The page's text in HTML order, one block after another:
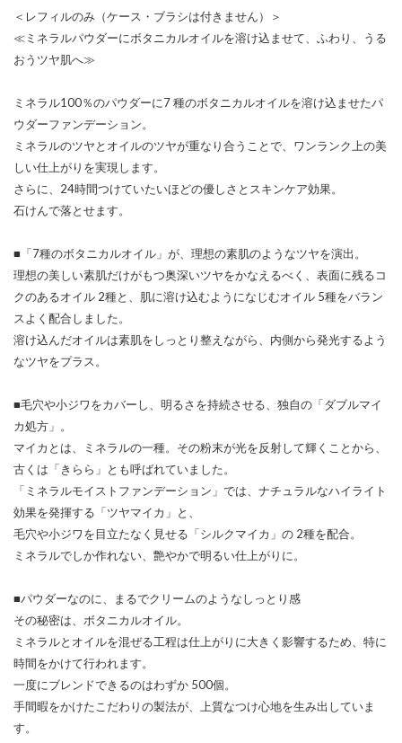
＜レフィルのみ（ケース・ブラシは付きません）＞
≪ミネラルパウダーにボタニカルオイルを溶け込ませて、ふわり、うる
おうツヤ肌へ≫
ミネラル100％のパウダーに7 種のボタニカルオイルを溶け込ませたパ
ウダーファンデーション。
ミネラルのツヤとオイルのツヤが重なり合うことで、ワンランク上の美
しい仕上がりを実現します。
さらに、24時間つけていたいほどの優しさとスキンケア効果。
石けんで落とせます。
■「7種のボタニカルオイル」が、理想の素肌のようなツヤを演出。
理想の美しい素肌だけがもつ奥深いツヤをかなえるべく、表面に残るコ
クのあるオイル 2種と、肌に溶け込むようになじむオイル 5種をバラン
スよく配合しました。
溶け込んだオイルは素肌をしっとり整えながら、内側から発光するよう
なツヤをプラス。
■毛穴や小ジワをカバーし、明るさを持続させる、独自の「ダブルマイ
カ処方」。
マイカとは、ミネラルの一種。その粉末が光を反射して輝くことから、
古くは「きらら」とも呼ばれていました。
「ミネラルモイストファンデーション」では、ナチュラルなハイライト
効果を発揮する「ツヤマイカ」と、
毛穴や小ジワを目立たなく見せる「シルクマイカ」の 2種を配合。
ミネラルでしか作れない、艶やかで明るい仕上がりに。
■パウダーなのに、まるでクリームのようなしっとり感
その秘密は、ボタニカルオイル。
ミネラルとオイルを混ぜる工程は仕上がりに大きく影響するため、特に
時間をかけて行われます。
一度にブレンドできるのはわずか 500個。
手間暇をかけたこだわりの製法が、上質なつけ心地を生み出していま
す。